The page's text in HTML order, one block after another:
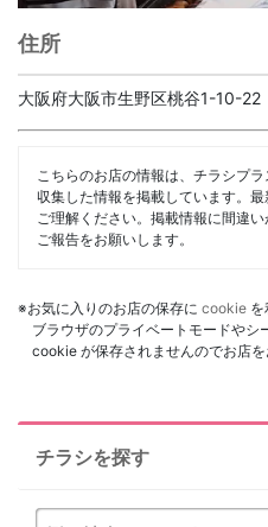
住所
大阪府大阪市生野区桃谷1-10-22
こちらのお店の情報は、チラシプ
収集した情報を掲載しています。
ご理解ください。掲載情報に間違
ご報告をお願いします。
※お気に入りのお店の保存に cookie を
ブラウザのプライベートモードやシ
cookie が保存されませんのでお店を
チラシを探す